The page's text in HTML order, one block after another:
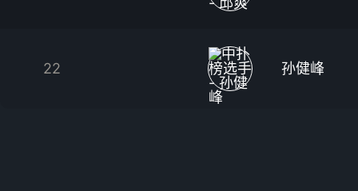
22 孙健峰